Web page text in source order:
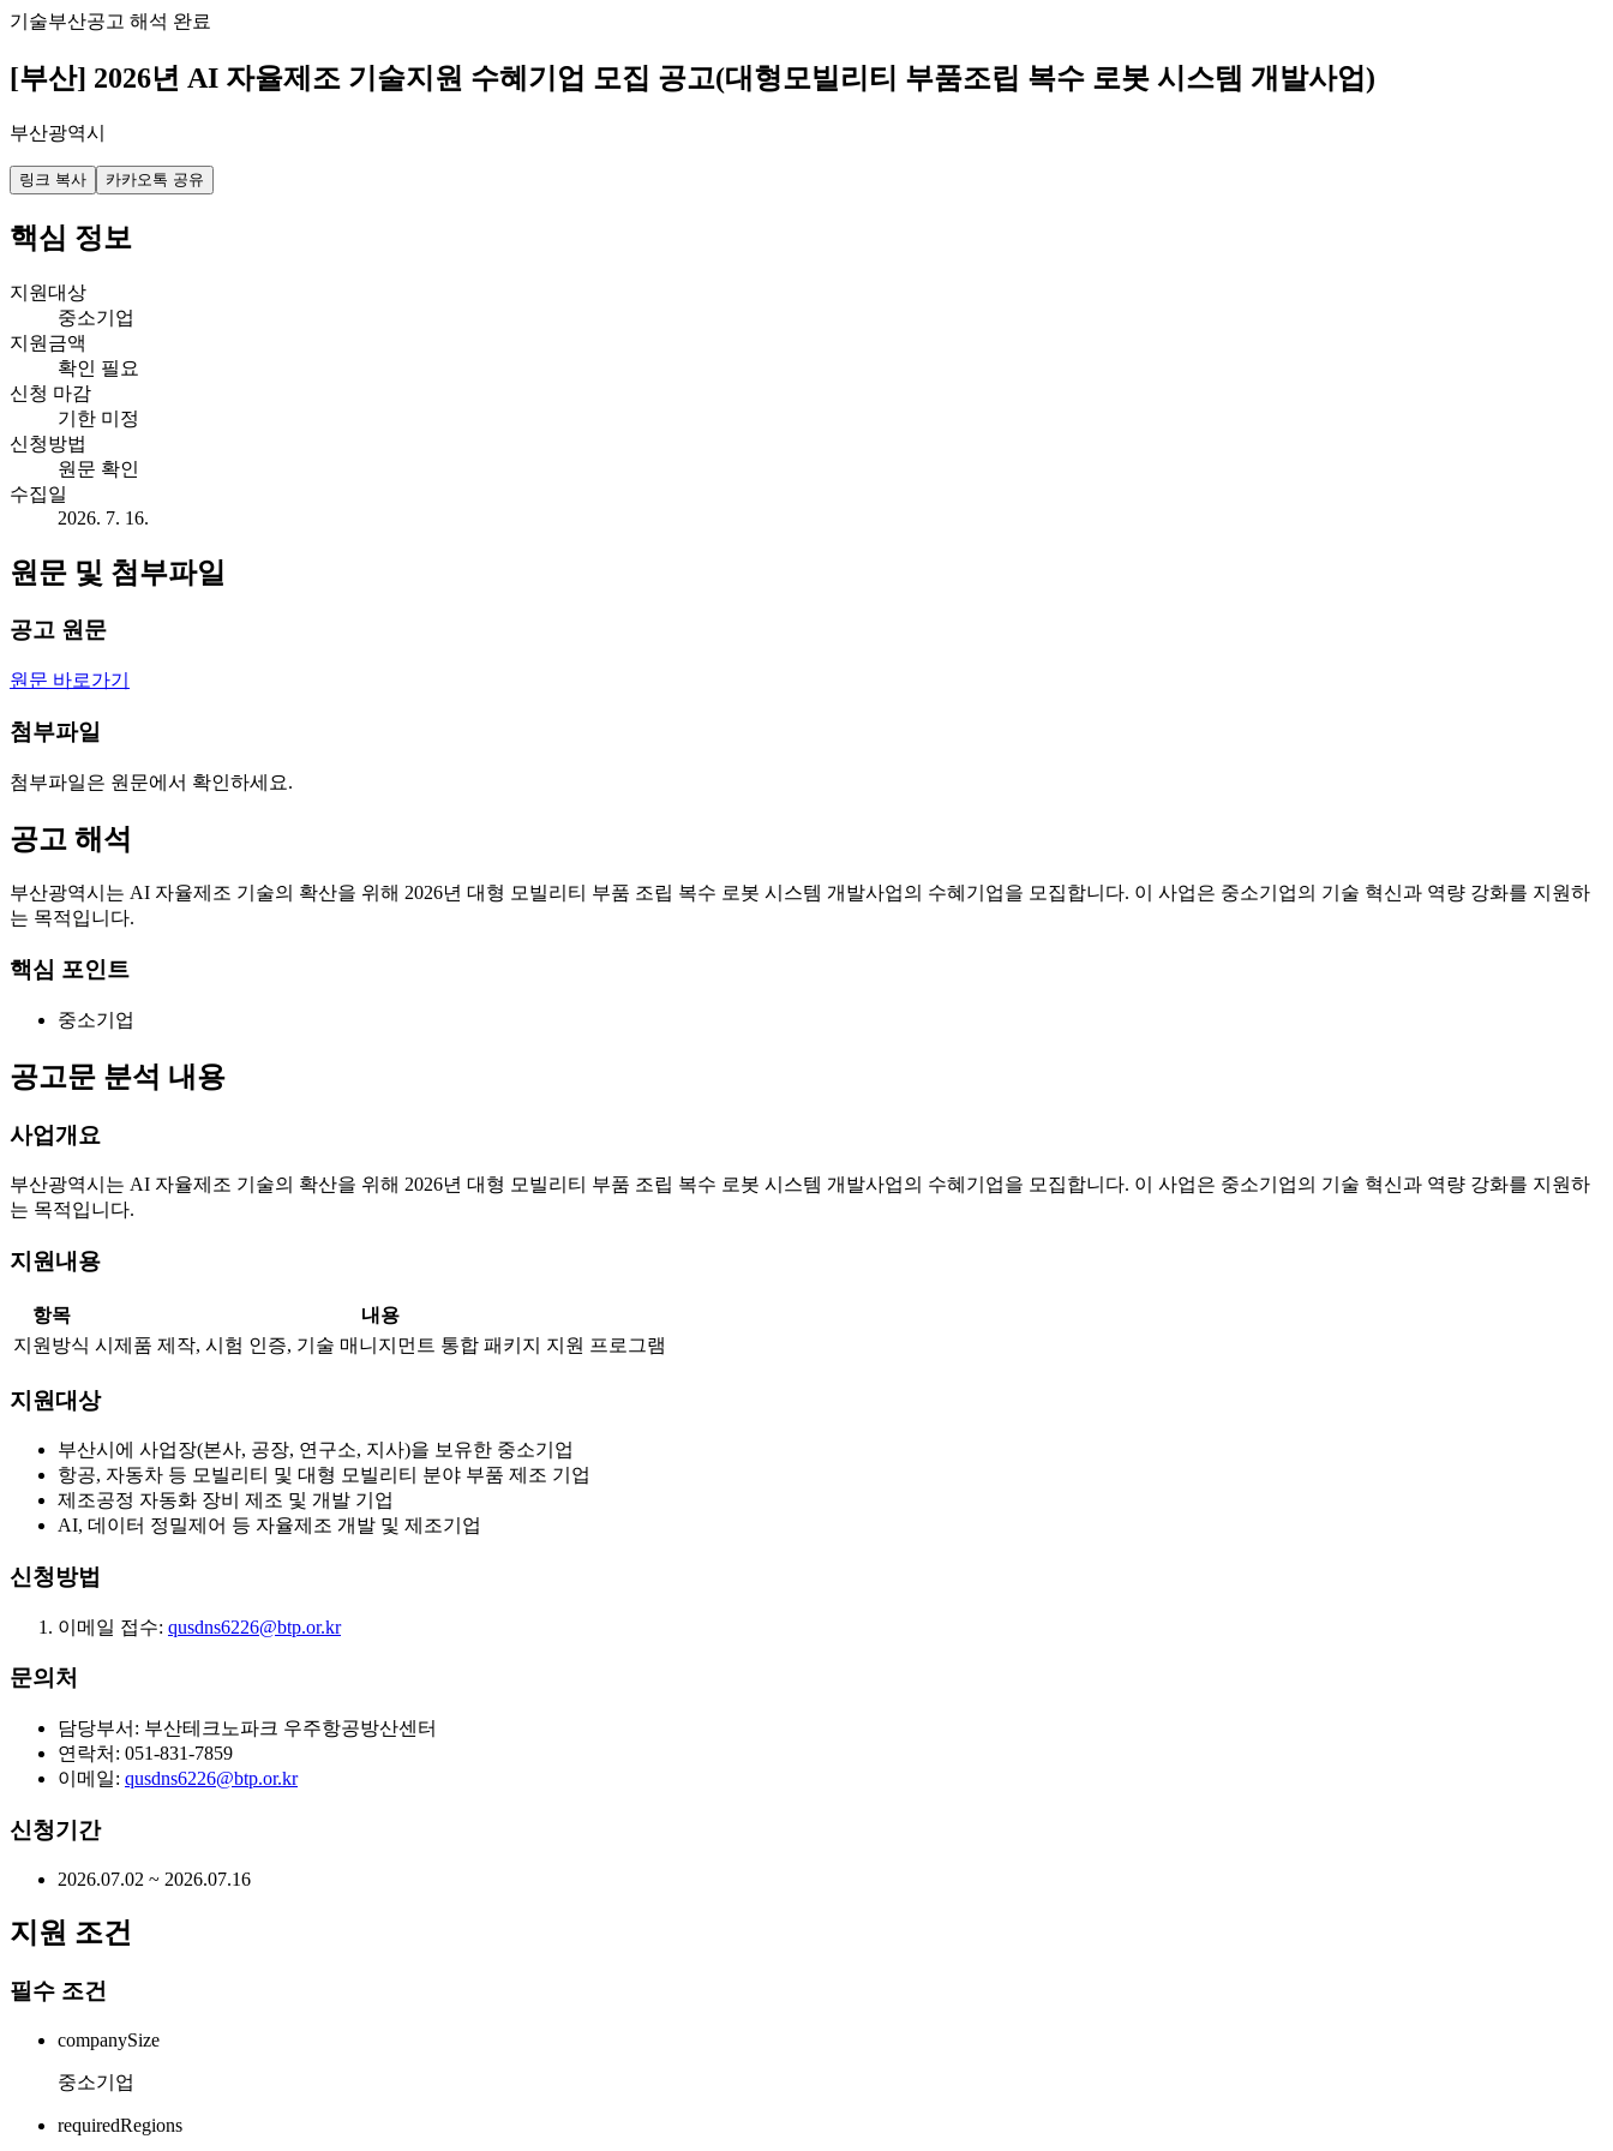
기술부산공고 해석 완료
[부산] 2026년 AI 자율제조 기술지원 수혜기업 모집 공고(대형모빌리티 부품조립 복수 로봇 시스템 개발사업)
부산광역시
링크 복사 카카오톡 공유
핵심 정보
지원대상
중소기업
지원금액
확인 필요
신청 마감
기한 미정
신청방법
원문 확인
수집일
2026. 7. 16.
원문 및 첨부파일
공고 원문
원문 바로가기
첨부파일
첨부파일은 원문에서 확인하세요.
공고 해석
부산광역시는 AI 자율제조 기술의 확산을 위해 2026년 대형 모빌리티 부품 조립 복수 로봇 시스템 개발사업의 수혜기업을 모집합니다. 이 사업은 중소기업의 기술 혁신과 역량 강화를 지원하
는 목적입니다.
핵심 포인트
중소기업
공고문 분석 내용
사업개요
부산광역시는 AI 자율제조 기술의 확산을 위해 2026년 대형 모빌리티 부품 조립 복수 로봇 시스템 개발사업의 수혜기업을 모집합니다. 이 사업은 중소기업의 기술 혁신과 역량 강화를 지원하
는 목적입니다.
지원내용
항목
내용
지원방식 시제품 제작, 시험 인증, 기술 매니지먼트 통합 패키지 지원 프로그램
지원대상
부산시에 사업장(본사, 공장, 연구소, 지사)을 보유한 중소기업
항공, 자동차 등 모빌리티 및 대형 모빌리티 분야 부품 제조 기업
제조공정 자동화 장비 제조 및 개발 기업
AI, 데이터 정밀제어 등 자율제조 개발 및 제조기업
신청방법
이메일 접수: qusdns6226@btp.or.kr
문의처
담당부서: 부산테크노파크 우주항공방산센터
연락처: 051-831-7859
이메일: qusdns6226@btp.or.kr
신청기간
2026.07.02 ~ 2026.07.16
지원 조건
필수 조건
companySize
중소기업
requiredRegions